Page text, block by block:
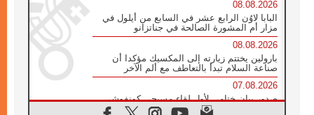
08.08.2026
البابا لاوُن الرابع عشر في السابع من أيلول في
مزار أم المشورة الصالحة في جناتزانو
08.08.2026
بارولين يختتم زيارته إلى المكسيك مؤكدا أن
صناعة السلام تبدأ بالتعاطف مع ألم الآخر
07.08.2026
صدور بيان ختامي لأول لقاء مسيحي كونفوشي
بمشاركة الدائرة الفاتيكانية للحوار بين الأديان